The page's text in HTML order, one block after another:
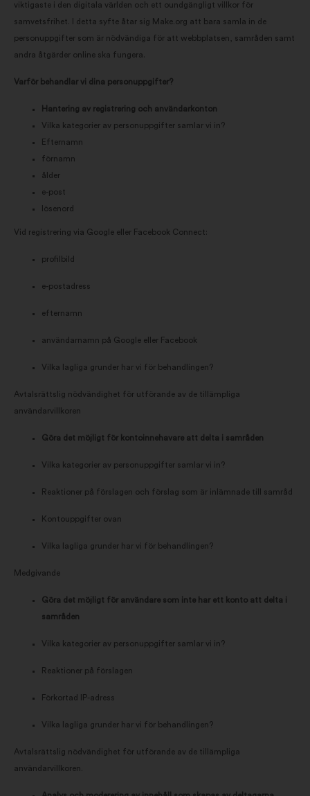
viktigaste i den digitala världen och ett oundgängligt villkor för
samvetsfrihet. I detta syfte åtar sig Make.org att bara samla in de
personuppgifter som är nödvändiga för att webbplatsen, samråden samt
andra åtgärder online ska fungera.
Varför behandlar vi dina personuppgifter?
Hantering av registrering och användarkonton
Vilka kategorier av personuppgifter samlar vi in?
Efternamn
förnamn
ålder
e-post
lösenord
Vid registrering via Google eller Facebook Connect:
profilbild
e-postadress
efternamn
användarnamn på Google eller Facebook
Vilka lagliga grunder har vi för behandlingen?
Avtalsrättslig nödvändighet för utförande av de tillämpliga
användarvillkoren
Göra det möjligt för kontoinnehavare att delta i samråden
Vilka kategorier av personuppgifter samlar vi in?
Reaktioner på förslagen och förslag som är inlämnade till samråd
Kontouppgifter ovan
Vilka lagliga grunder har vi för behandlingen?
Medgivande
Göra det möjligt för användare som inte har ett konto att delta i
samråden
Vilka kategorier av personuppgifter samlar vi in?
Reaktioner på förslagen
Förkortad IP-adress
Vilka lagliga grunder har vi för behandlingen?
Avtalsrättslig nödvändighet för utförande av de tillämpliga
användarvillkoren.